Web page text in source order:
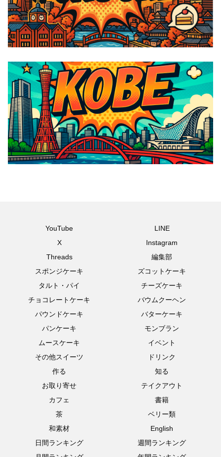
YouTube
LINE
X
Instagram
Threads
編集部
スポンジケーキ
ズコットケーキ
タルト・パイ
チーズケーキ
チョコレートケーキ
バウムクーヘン
パウンドケーキ
バターケーキ
パンケーキ
モンブラン
ムースケーキ
イベント
その他スイーツ
ドリンク
作る
知る
お取り寄せ
テイクアウト
カフェ
書籍
茶
ベリー類
和素材
English
日間ランキング
週間ランキング